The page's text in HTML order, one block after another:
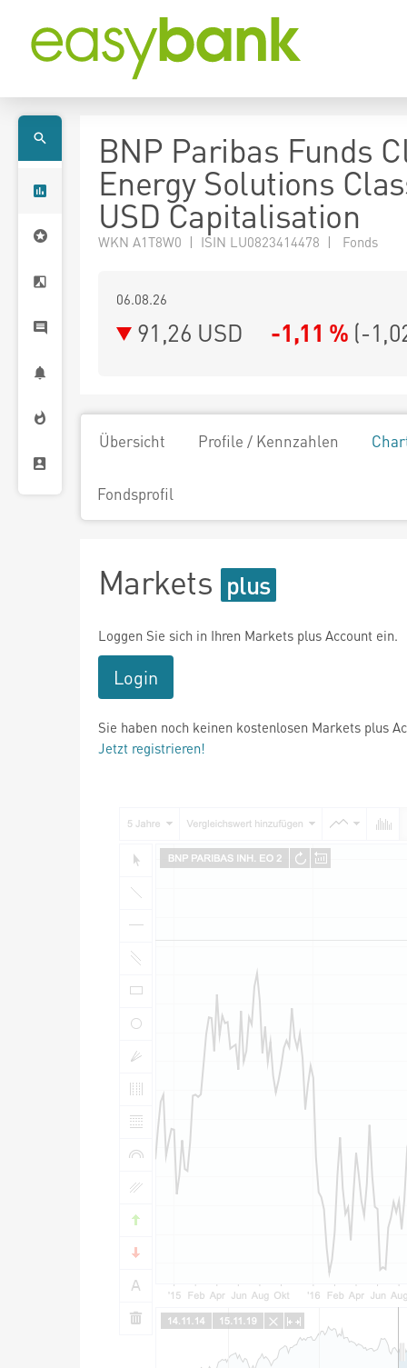
BNP Paribas Funds
Energy Solutions
USD Capitalisation
WKN A1T8W0 | ISIN LU0823414478 | Fonds
06.08.26
91,26 USD -1,11 % (-
Übersicht Profile / Kennzahlen
Fondsprofil
Markets
Loggen Sie sich in Ihren Markets plus Account ein.
Login
Sie haben noch keinen kostenlosen Markets plus
Jetzt registrieren!